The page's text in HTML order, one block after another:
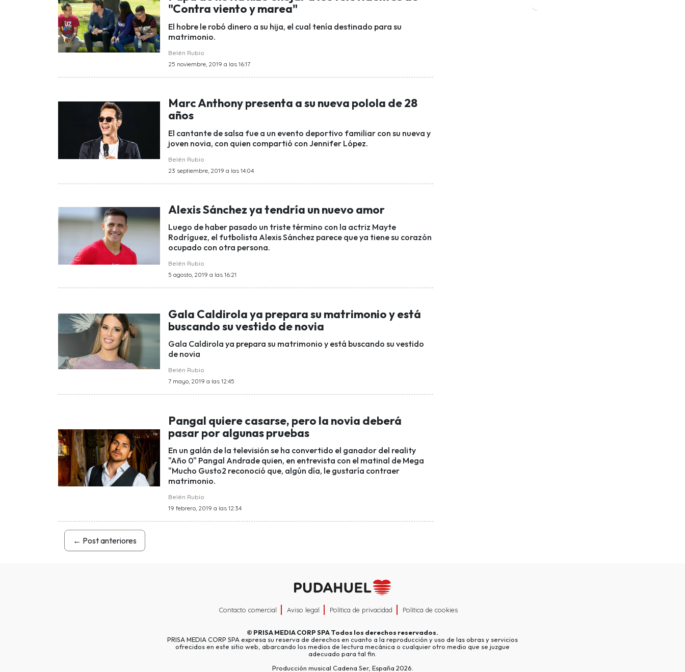
"Contra viento y marea"
El hobre le robó dinero a su hija, el cual tenía destinado para su
matrimonio.
Belén Rubio
25 noviembre, 2019 a las 16:17
Marc Anthony presenta a su nueva polola de 28
años
El cantante de salsa fue a un evento deportivo familiar con su nueva y
joven novia, con quien compartió con Jennifer López.
Belén Rubio
23 septiembre, 2019 a las 14:04
Alexis Sánchez ya tendría un nuevo amor
Luego de haber pasado un triste término con la actriz Mayte
Rodríguez, el futbolista Alexis Sánchez parece que ya tiene su corazón
ocupado con otra persona.
Belén Rubio
5 agosto, 2019 a las 16:21
Gala Caldirola ya prepara su matrimonio y está
buscando su vestido de novia
Gala Caldirola ya prepara su matrimonio y está buscando su vestido
de novia
Belén Rubio
7 mayo, 2019 a las 12:45
Pangal quiere casarse, pero la novia deberá
pasar por algunas pruebas
En un galán de la televisión se ha convertido el ganador del reality
"Año 0" Pangal Andrade quien, en entrevista con el matinal de Mega
"Mucho Gusto2 reconoció que, algún día, le gustaría contraer
matrimonio.
Belén Rubio
19 febrero, 2019 a las 12:34
← Post anteriores
Contacto comercial Aviso legal Política de privacidad Política de cookies
© PRISA MEDIA CORP SPATodos los derechos reservados.
PRISA MEDIA CORP SPA expresa su reserva de derechos en cuanto a la reproducción y uso de las obras y servicios
ofrecidos en este sitio web, abarcando los medios de lectura mecánica o cualquier otro medio que se juzgue
adecuado para tal fin.
Producción musical Cadena Ser, España 2026.